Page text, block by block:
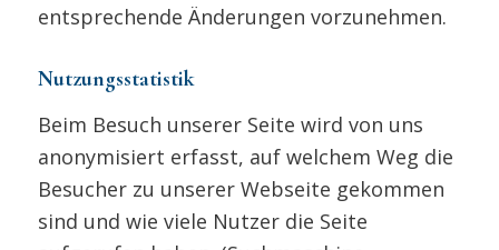
entsprechende Änderungen vorzunehmen.
Nutzungsstatistik
Beim Besuch unserer Seite wird von uns
anonymisiert erfasst, auf welchem Weg die
Besucher zu unserer Webseite gekommen
sind und wie viele Nutzer die Seite